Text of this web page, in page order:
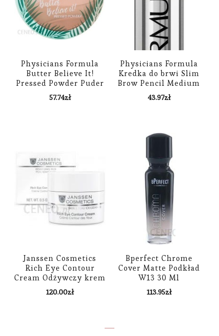
Physicians Formula
Butter Believe It!
Pressed Powder Puder
11 G Creamy Natural
57.74zł
Physicians Formula
Kredka do brwi Slim
Brow Pencil Medium
Brown
43.97zł
Janssen Cosmetics
Rich Eye Contour
Cream Odżywczy krem
na okolicę oczu 15ml
120.00zł
Bperfect Chrome
Cover Matte Podkład
W13 30 Ml
113.95zł